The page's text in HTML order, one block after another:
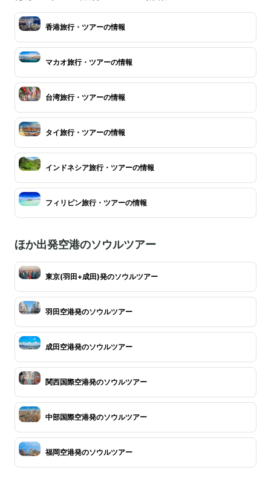
香港旅行・ツアーの情報
マカオ旅行・ツアーの情報
台湾旅行・ツアーの情報
タイ旅行・ツアーの情報
インドネシア旅行・ツアーの情報
フィリピン旅行・ツアーの情報
ほか出発空港のソウルツアー
東京(羽田+成田)発のソウルツアー
羽田空港発のソウルツアー
成田空港発のソウルツアー
関西国際空港発のソウルツアー
中部国際空港発のソウルツアー
福岡空港発のソウルツアー